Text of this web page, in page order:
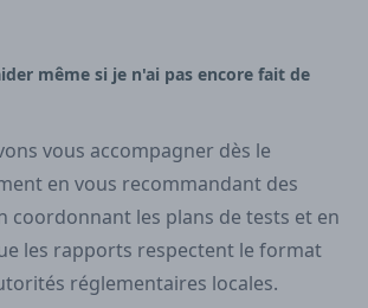
même si je n'ai pas encore fait de
vous accompagner dès le
en vous recommandant des
coordonnant les plans de tests et en
les rapports respectent le format
réglementaires locales.